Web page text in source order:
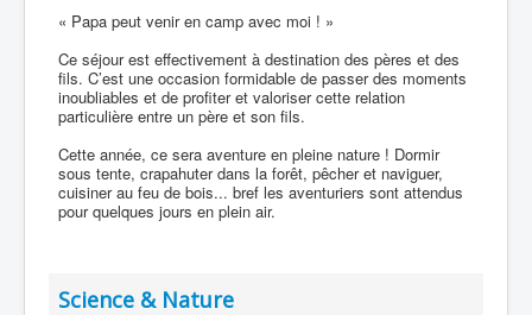
« Papa peut venir en camp avec moi ! »
Ce séjour est effectivement à destination des pères et des
fils. C’est une occasion formidable de passer des moments
inoubliables et de profiter et valoriser cette relation
particulière entre un père et son fils.
Cette année, ce sera aventure en pleine nature ! Dormir
sous tente, crapahuter dans la forêt, pêcher et naviguer,
cuisiner au feu de bois... bref les aventuriers sont attendus
pour quelques jours en plein air.
Science & Nature